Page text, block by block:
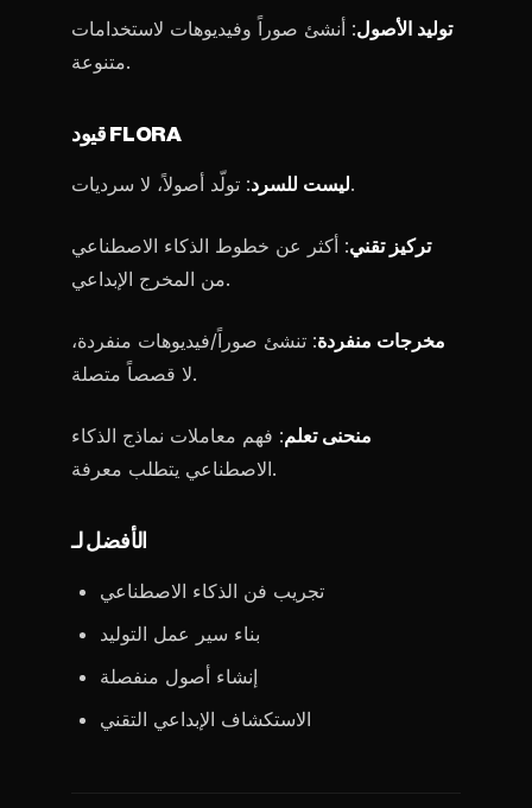
توليد الأصول: أنشئ صوراً وفيديوهات لاستخدامات
متنوعة.
قيود FLORA
ليست للسرد: تولّد أصولاً، لا سرديات.
تركيز تقني: أكثر عن خطوط الذكاء الاصطناعي
من المخرج الإبداعي.
مخرجات منفردة: تنشئ صوراً/فيديوهات منفردة،
لا قصصاً متصلة.
منحنى تعلم: فهم معاملات نماذج الذكاء
الاصطناعي يتطلب معرفة.
الأفضل لـ
تجريب فن الذكاء الاصطناعي
بناء سير عمل التوليد
إنشاء أصول منفصلة
الاستكشاف الإبداعي التقني